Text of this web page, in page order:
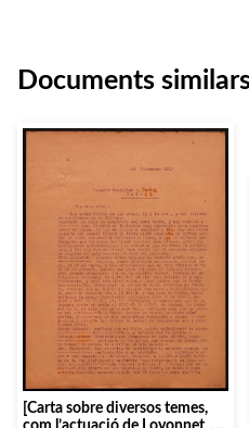
Documents
[Carta sobre diversos temes,